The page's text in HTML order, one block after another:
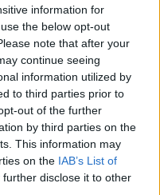
information for
the below opt-out
note that after your
continue seeing
information utilized by
to third parties prior to
out of the further
by third parties on the
This information may
on the IAB’s List of
further disclose it to other
2340 de ani